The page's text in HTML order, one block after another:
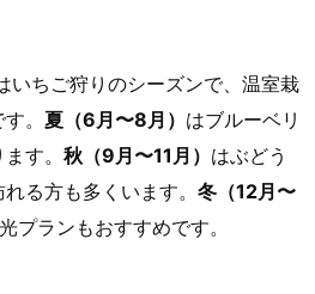
いちご狩りのシーズンで、温室栽
。 夏（6月〜8月） はブルーベリ
す。 秋（9月〜11月） はぶどう
る方も多くいます。 冬（12月〜
プランもおすすめです。